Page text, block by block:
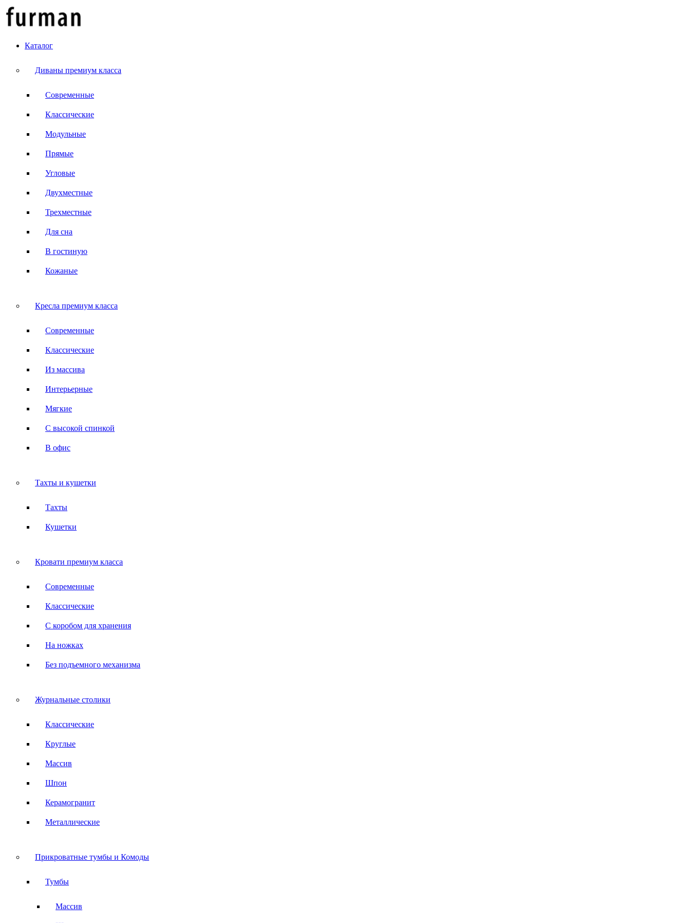
Каталог
Диваны премиум класса
Современные
Классические
Модульные
Прямые
Угловые
Двухместные
Трехместные
Для сна
В гостиную
Кожаные
Кресла премиум класса
Современные
Классические
Из массива
Интерьерные
Мягкие
С высокой спинкой
В офис
Тахты и кушетки
Тахты
Кушетки
Кровати премиум класса
Современные
Классические
С коробом для хранения
На ножках
Без подъемного механизма
Журнальные столики
Классические
Круглые
Массив
Шпон
Керамогранит
Металлические
Прикроватные тумбы и Комоды
Тумбы
Массив